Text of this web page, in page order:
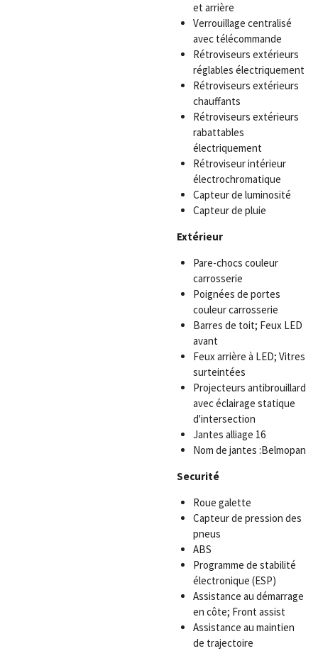
et arrière
Verrouillage centralisé
avec télécommande
Rétroviseurs extérieurs
réglables électriquement
Rétroviseurs extérieurs
chauffants
Rétroviseurs extérieurs
rabattables
électriquement
Rétroviseur intérieur
électrochromatique
Capteur de luminosité
Capteur de pluie
Extérieur
Pare-chocs couleur
carrosserie
Poignées de portes
couleur carrosserie
Barres de toit; Feux LED
avant
Feux arrière à LED; Vitres
surteintées
Projecteurs antibrouillard
avec éclairage statique
d'intersection
Jantes alliage 16
Nom de jantes :Belmopan
Securité
Roue galette
Capteur de pression des
pneus
ABS
Programme de stabilité
électronique (ESP)
Assistance au démarrage
en côte; Front assist
Assistance au maintien
de trajectoire